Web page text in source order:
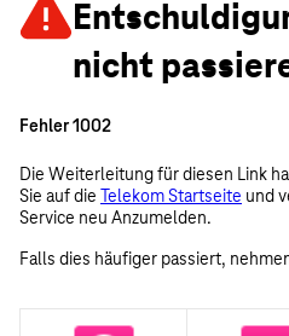
nicht
Fehler 1002
Die Weiterleitung für diesen Link
Sie auf die Telekom Startseite und
Service neu Anzumelden.
Falls dies häufiger passiert,